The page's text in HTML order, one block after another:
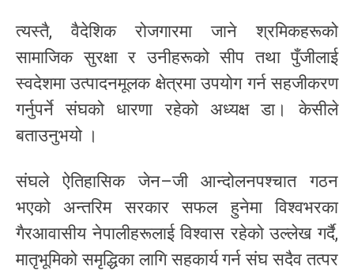
त्यस्तै, वैदेशिक रोजगारमा जाने श्रमिकहरूको
सामाजिक सुरक्षा र उनीहरूको सीप तथा पुँजीलाई
स्वदेशमा उत्पादनमूलक क्षेत्रमा उपयोग गर्न सहजीकरण
गर्नुपर्ने संघको धारणा रहेको अध्यक्ष डा। केसीले
बताउनुभयो ।
संघले ऐतिहासिक जेन–जी आन्दोलनपश्चात गठन
भएको अन्तरिम सरकार सफल हुनेमा विश्वभरका
गैरआवासीय नेपालीहरूलाई विश्वास रहेको उल्लेख गर्दै,
मातृभूमिको समृद्धिका लागि सहकार्य गर्न संघ सदैव तत्पर